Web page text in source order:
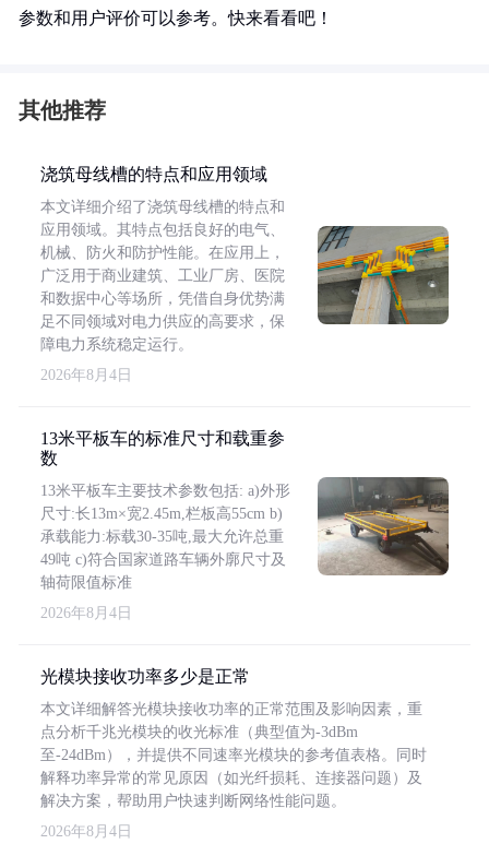
参数和用户评价可以参考。快来看看吧！
其他推荐
浇筑母线槽的特点和应用领域
本文详细介绍了浇筑母线槽的特点和
应用领域。其特点包括良好的电气、
机械、防火和防护性能。在应用上，
广泛用于商业建筑、工业厂房、医院
和数据中心等场所，凭借自身优势满
足不同领域对电力供应的高要求，保
障电力系统稳定运行。
2026年8月4日
13米平板车的标准尺寸和载重参
数
13米平板车主要技术参数包括: a)外形
尺寸:长13m×宽2.45m,栏板高55cm b)
承载能力:标载30-35吨,最大允许总重
49吨 c)符合国家道路车辆外廓尺寸及
轴荷限值标准
2026年8月4日
光模块接收功率多少是正常
本文详细解答光模块接收功率的正常范围及影响因素，重
点分析千兆光模块的收光标准（典型值为-3dBm
至-24dBm），并提供不同速率光模块的参考值表格。同时
解释功率异常的常见原因（如光纤损耗、连接器问题）及
解决方案，帮助用户快速判断网络性能问题。
2026年8月4日